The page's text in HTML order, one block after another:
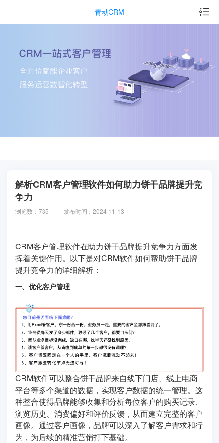
青动CRM
解析CRM客户管理软件如何助力饼干品牌提升竞
争力
浏览数：735 发布时间：2024-11-13
CRM客户管理软件在助力饼干品牌提升竞争力方面发
挥着关键作用。以下是对CRM软件如何帮助饼干品牌
提升竞争力的详细解析：
一、优化客户管理
CRM软件可以整合饼干品牌来自线下门店、线上电商
平台等多个渠道的数据，实现客户数据的统一管理。这
种整合使得品牌能够收集和分析每位客户的购买记录、
浏览历史、消费偏好和评价反馈，从而建立完整的客户
画像。通过客户画像，品牌可以深入了解客户需求和行
为，为后续的精准营销打下基础。